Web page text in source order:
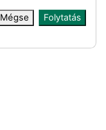
Mégse Folytatás